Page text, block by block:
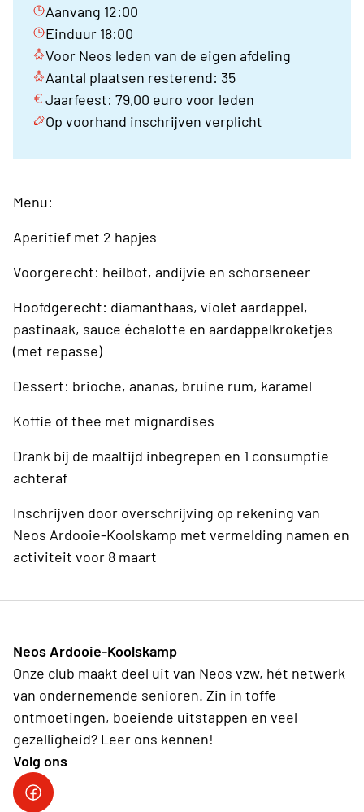
Aanvang 12:00
Einduur 18:00
Voor Neos leden van de eigen afdeling
Aantal plaatsen resterend: 35
Jaarfeest: 79,00 euro voor leden
Op voorhand inschrijven verplicht
Menu:
Aperitief met 2 hapjes
Voorgerecht: heilbot, andijvie en schorseneer
Hoofdgerecht: diamanthaas, violet aardappel,
pastinaak, sauce échalotte en aardappelkroketjes
(met repasse)
Dessert: brioche, ananas, bruine rum, karamel
Koffie of thee met mignardises
Drank bij de maaltijd inbegrepen en 1 consumptie
achteraf
Inschrijven door overschrijving op rekening van
Neos Ardooie-Koolskamp met vermelding namen en
activiteit voor 8 maart
Neos Ardooie-Koolskamp
Onze club maakt deel uit van Neos vzw, hét netwerk
van ondernemende senioren. Zin in toffe
ontmoetingen, boeiende uitstappen en veel
gezelligheid? Leer ons kennen!
Volg ons
Neos Ardooie-Koolskamp